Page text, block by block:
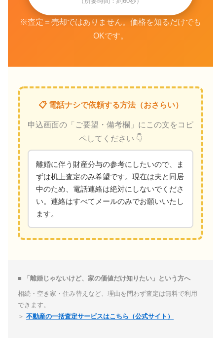
※査定＝売却ではありません。価格を知るだけでも
OKです。
📋 電話ナシで依頼する方法（おさらい）
申込画面の「ご要望・備考欄」にこの文をコピ
ペしてください 👇
離婚に伴う財産分与の参考にしたいので、ま
ずは机上査定のみ希望です。現在は夫と同居
中のため、電話連絡は絶対にしないでくださ
い。連絡はすべてメールのみでお願いいたし
ます。
■ 「離婚じゃないけど、家の価値だけ知りたい」という方へ
相続・空き家・住み替えなど、理由を問わず査定は無料で利用
できます。
＞ 不動産の一括査定サービスはこちら（公式サイト）